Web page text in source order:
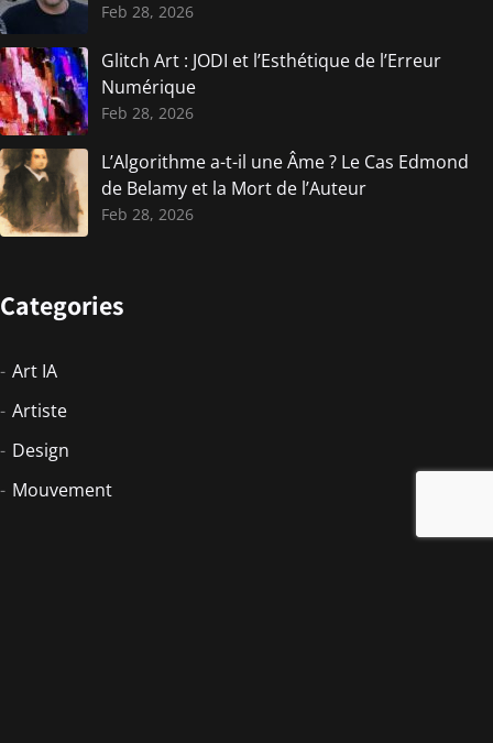
Feb 28, 2026
Glitch Art : JODI et l’Esthétique de l’Erreur
Numérique
Feb 28, 2026
L’Algorithme a-t-il une Âme ? Le Cas Edmond
de Belamy et la Mort de l’Auteur
Feb 28, 2026
Categories
Art IA
Artiste
Design
Mouvement